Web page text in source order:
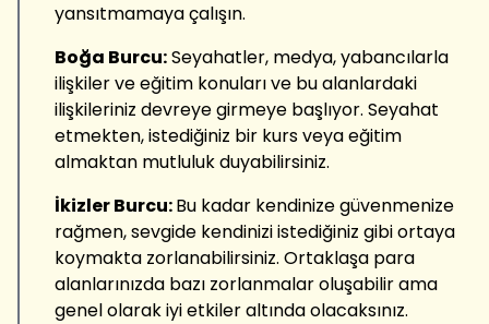
yansıtmamaya çalışın.
Boğa Burcu:Seyahatler, medya, yabancılarla
ilişkiler ve eğitim konuları ve bu alanlardaki
ilişkileriniz devreye girmeye başlıyor. Seyahat
etmekten, istediğiniz bir kurs veya eğitim
almaktan mutluluk duyabilirsiniz.
İkizler Burcu:Bu kadar kendinize güvenmenize
rağmen, sevgide kendinizi istediğiniz gibi ortaya
koymakta zorlanabilirsiniz. Ortaklaşa para
alanlarınızda bazı zorlanmalar oluşabilir ama
genel olarak iyi etkiler altında olacaksınız.